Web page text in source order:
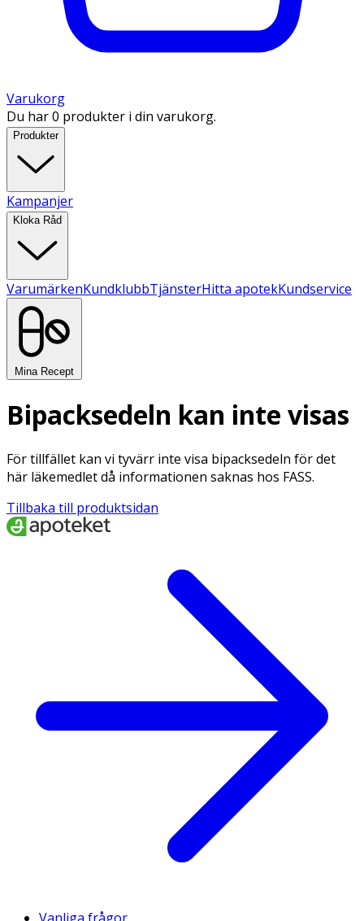
Varukorg
Du har 0 produkter i din varukorg.
Produkter
Kampanjer
Kloka Råd
VarumärkenKundklubbTjänsterHitta apotekKundservice
Mina Recept
Bipacksedeln kan inte visas
För tillfället kan vi tyvärr inte visa bipacksedeln för det
här läkemedlet då informationen saknas hos FASS.
Tillbaka till produktsidan